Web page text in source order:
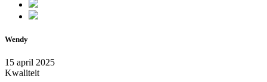
Wendy
15 april 2025
Kwaliteit